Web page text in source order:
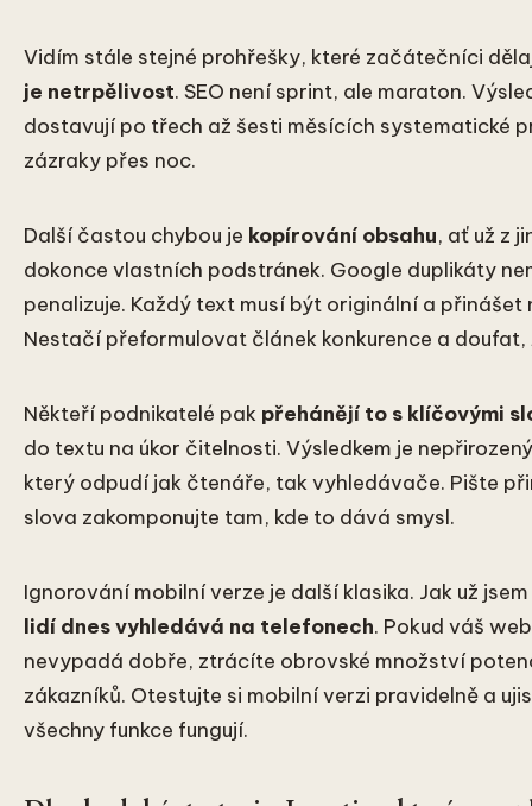
Vidím stále stejné prohřešky, které začátečníci
je netrpělivost. SEO není sprint, ale maraton.
dostavují po třech až šesti měsících systematické
zázraky přes noc.
Další častou chybou je kopírování obsahu, ať už z
dokonce vlastních podstránek. Google duplikáty
penalizuje. Každý text musí být originální a přinášet
Nestačí přeformulovat článek konkurence a doufat,
Někteří podnikatelé pak přehánějí to s klíčovými
do textu na úkor čitelnosti. Výsledkem je
který odpudí jak čtenáře, tak vyhledávače. Pište
slova zakomponujte tam, kde to dává smysl.
Ignorování mobilní verze je další klasika. Jak už
lidí dnes vyhledává na telefonech. Pokud váš
nevypadá dobře, ztrácíte obrovské množství
zákazníků. Otestujte si mobilní verzi pravidelně a
všechny funkce fungují.